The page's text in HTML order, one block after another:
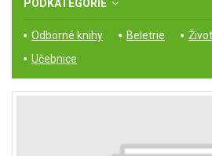
PODKATEGORIE
Odborné knihy Beletrie
Učebnice